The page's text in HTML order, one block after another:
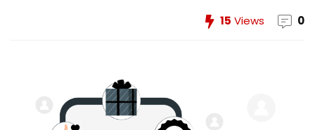
15 Views 0